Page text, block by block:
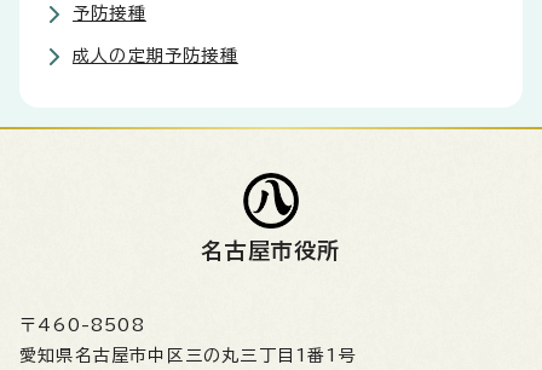
予防接種
成人の定期予防接種
名古屋市役所
〒460-8508
愛知県名古屋市中区三の丸三丁目1番1号